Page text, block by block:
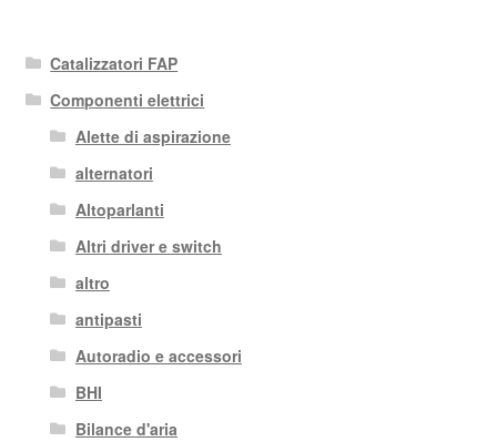
Catalizzatori FAP
Componenti elettrici
Alette di aspirazione
alternatori
Altoparlanti
Altri driver e switch
altro
antipasti
Autoradio e accessori
BHI
Bilance d'aria